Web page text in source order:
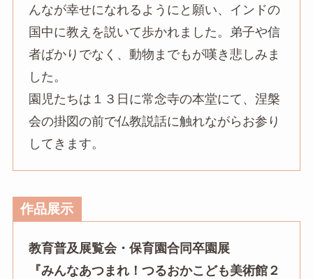
んなが幸せになれるようにと願い、インドの
国中に教えを説いて歩かれました。弟子や信
者ばかりでなく、動物までもが嘆き悲しみま
した。
園児たちは１３日に常念寺の本堂にて、涅槃
会の掛図の前で仏教説話に触れながらお参り
してきます。
作品展示
教育普及展覧会・保育園合同卒園展
『みんなあつまれ！つるおかこども美術館２